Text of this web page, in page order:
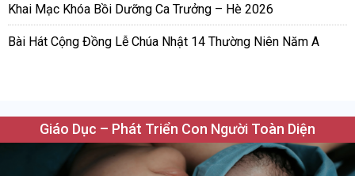
Khai Mạc Khóa Bồi Dưỡng Ca Trưởng – Hè 2026
Bài Hát Cộng Đồng Lễ Chúa Nhật 14 Thường Niên Năm A
Giáo Dục – Phát Triển Con Người Toàn Diện